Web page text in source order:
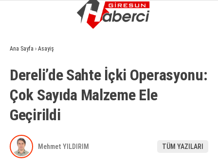
GÜNDEM
EKONOMI
SIYASET
ASAYIŞ
SPOR
Ana Sayfa › Asayiş
Dereli’de Sahte İçki Operasyonu:
Çok Sayıda Malzeme Ele
Geçirildi
Mehmet YILDIRIM TÜM YAZILARI